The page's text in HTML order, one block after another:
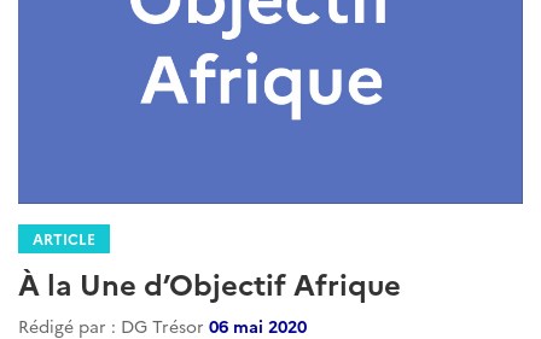
ARTICLE
À la Une d’Objectif Afrique
Rédigé par : DG Trésor 06 mai 2020